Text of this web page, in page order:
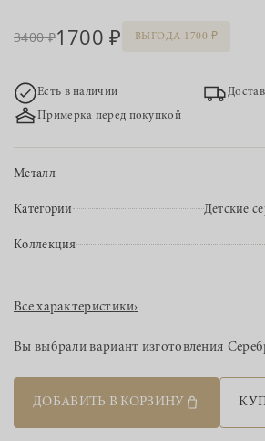
3400 1700 ВЫГОДА 1700
Есть в наличии
Примерка перед покупкой
Металл
Категории Детские
Коллекция
Все характеристики›
Вы выбрали вариант изготовления
ДОБАВИТЬ В КОРЗИНУ